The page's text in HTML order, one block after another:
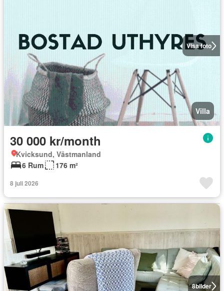
Visa foto
Villa
30 000 kr/month
Kvicksund, Västmanland
6 Rum
176 m²
8 juli 2026
8bilder